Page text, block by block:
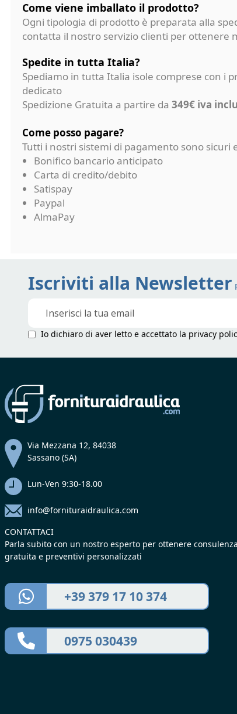
Come viene imballato il prodotto?
Ogni tipologia di prodotto è preparata alla
contatta il nostro servizio clienti per ottenere
Spedite in tutta Italia?
Spediamo in tutta Italia isole comprese con i
dedicato
Spedizione Gratuita a partire da 349€ iva
Come posso pagare?
Tutti i nostri sistemi di pagamento sono
Bonifico bancario anticipato
Carta di credito/debito
Satispay
Paypal
AlmaPay
Iscriviti alla Newsletter
Newsletter:
Io dichiaro di aver letto e accettato la privacy
Via Mezzana 12, 84038
Sassano (SA)
Lun-Ven 9:30-18.00
info@fornituraidraulica.com
CONTATTACI
Parla subito con un nostro esperto per ottenere consulenza
gratuita e preventivi personalizzati
+39 379 17 10 374
0975 030439